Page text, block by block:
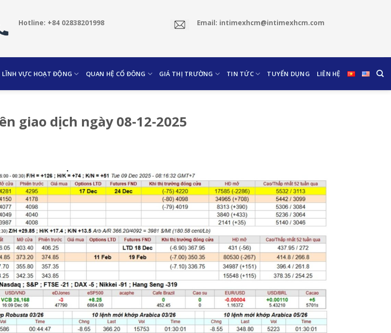
Hotline: +84 02838201998 Email: intimexhcm@intimexhcm.com
LĨNH VỰC HOẠT ĐỘNG QUAN HỆ CỔ ĐÔNG GIÁ THỊ TRƯỜNG TIN TỨC TUYỂN DỤNG LIÊN HỆ
giao dịch ngày 08-12-2025